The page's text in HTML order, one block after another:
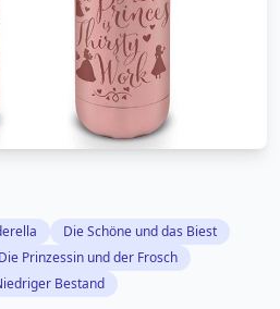
Die Schöne und das Biest
Die Prinzessin und der Frosch
Bestand